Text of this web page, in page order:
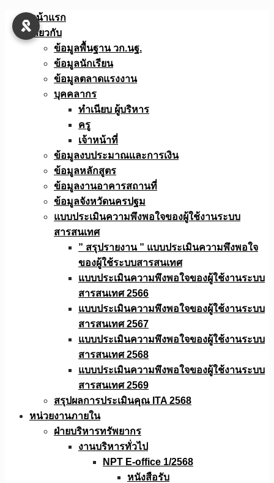
Skip
หน้าแรก
เกี่ยวกับ
ข้อมูลพื้นฐาน วก.นฐ.
ข้อมูลนักเรียน
ข้อมูลตลาดแรงงาน
บุคคลากร
ทำเนียบ ผู้บริหาร
ครู
เจ้าหน้าที่
ข้อมูลงบประมาณเเละการเงิน
ข้อมูลหลักสูตร
ข้อมูลงานอาคารสถานที่
ข้อมูลจังหวัดนครปฐม
แบบประเมินความพึงพอใจของผู้ใช้งานระบบ
สารสนเทศ
” สรุปรายงาน ” แบบประเมินความพึงพอใจ
ของผู้ใช้ระบบสารสนเทศ
แบบประเมินความพึงพอใจของผู้ใช้งานระบบ
สารสนเทศ 2566
แบบประเมินความพึงพอใจของผู้ใช้งานระบบ
สารสนเทศ 2567
แบบประเมินความพึงพอใจของผู้ใช้งานระบบ
สารสนเทศ 2568
แบบประเมินความพึงพอใจของผู้ใช้งานระบบ
สารสนเทศ 2569
สรุปผลการประเมินคุณ ITA 2568
หน่วยงานภายใน
ฝ่ายบริหารทรัพยากร
งานบริหารทั่วไป
NPT E-office 1/2568
หนังสือรับ